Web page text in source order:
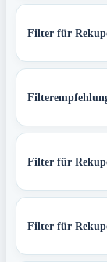
Filter für
Filter für
Filter für